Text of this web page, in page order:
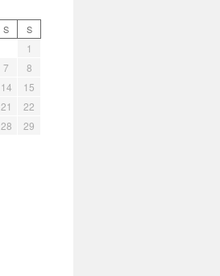
S S
1
7
8
14
15
21
22
28
29